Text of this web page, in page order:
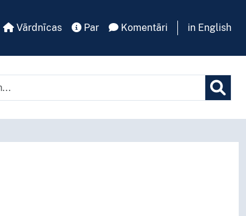
Vārdnīcas Par Komentāri in English